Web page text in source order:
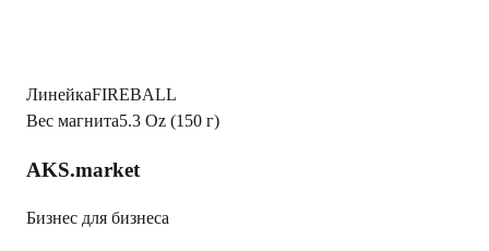
ЛинейкаFIREBALL
Вес магнита5.3 Oz (150 г)
AKS.market
Бизнес для бизнеса